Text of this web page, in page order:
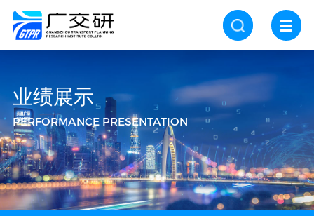
业绩展示
PERFORMANCE PRESENTATION